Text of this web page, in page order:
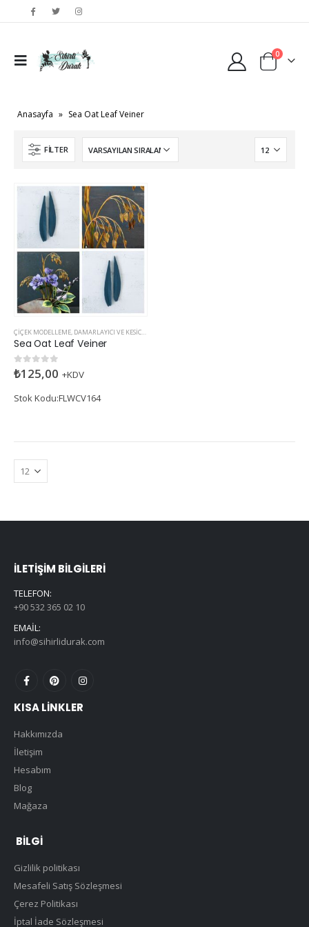
0
Anasayfa » Sea Oat Leaf Veiner
FILTER
ÇIÇEK MODELLEME, DAMARLAYICI VE KESICILER
Sea Oat Leaf Veiner
05 üzerinden
₺125,00 +KDV
Stok Kodu:FLWCV164
İLETIŞIM BILGILERI
TELEFON:
+90 532 365 02 10
EMAIL:
info@sihirlidurak.com
KISA LINKLER
Hakkımızda
İletişim
Hesabım
Blog
Mağaza
BILGI
Gizlilik politikası
Mesafeli Satış Sözleşmesi
Çerez Politikası
İptal İade Sözleşmesi